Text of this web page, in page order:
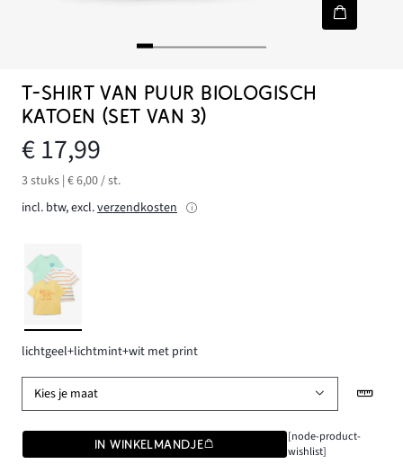
T-SHIRT VAN PUUR BIOLOGISCH
KATOEN (SET VAN 3)
€ 17,99
3 stuks | € 6,00 / st.
incl. btw, excl.verzendkosten
lichtgeel+lichtmint+wit met print
Kies je maat
IN WINKELMANDJE
[node-product-
wishlist]